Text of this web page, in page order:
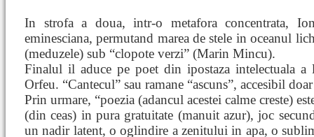
In strofa a doua, intr-o metafora concentrata,
eminesciana, permutand marea de stele in oceanul
(meduzele) sub “clopote verzi” (Marin Mincu).
Finalul il aduce pe poet din ipostaza intelectuala
Orfeu. “Cantecul” sau ramane “ascuns”, accesibil
Prin urmare, “poezia (adancul acestei calme creste)
(din ceas) in pura gratuitate (manuit azur), joc
un nadir latent, o oglindire a zenitului in apa, o